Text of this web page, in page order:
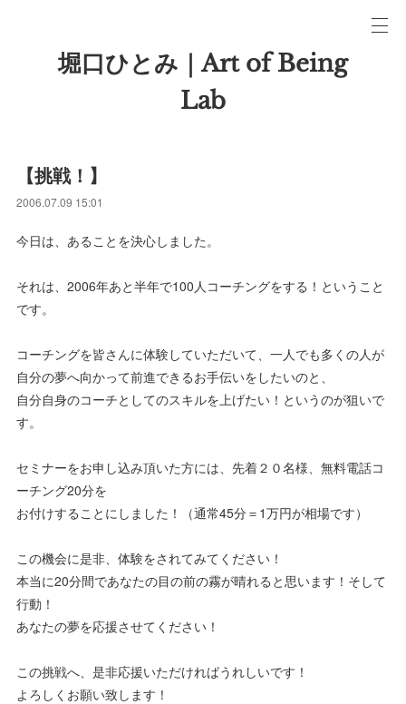
堀口ひとみ｜Art of Being
Lab
【挑戦！】
2006.07.09 15:01
今日は、あることを決心しました。
それは、2006年あと半年で100人コーチングをする！ということ
です。
コーチングを皆さんに体験していただいて、一人でも多くの人が
自分の夢へ向かって前進できるお手伝いをしたいのと、
自分自身のコーチとしてのスキルを上げたい！というのが狙いで
す。
セミナーをお申し込み頂いた方には、先着２０名様、無料電話コ
ーチング20分を
お付けすることにしました！（通常45分＝1万円が相場です）
この機会に是非、体験をされてみてください！
本当に20分間であなたの目の前の霧が晴れると思います！そして
行動！
あなたの夢を応援させてください！
この挑戦へ、是非応援いただければうれしいです！
よろしくお願い致します！